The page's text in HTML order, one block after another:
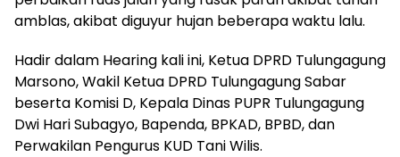
amblas, akibat diguyur hujan beberapa waktu lalu.
Hadir dalam Hearing kali ini, Ketua DPRD Tulungagung
Marsono, Wakil Ketua DPRD Tulungagung Sabar
beserta Komisi D, Kepala Dinas PUPR Tulungagung
Dwi Hari Subagyo, Bapenda, BPKAD, BPBD, dan
Perwakilan Pengurus KUD Tani Wilis.